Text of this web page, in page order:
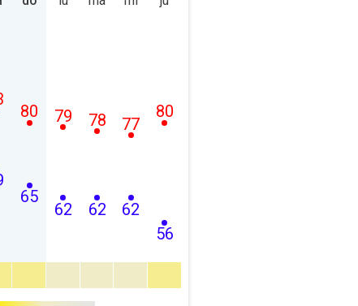
65
80
62
79
62
78
62
77
56
80